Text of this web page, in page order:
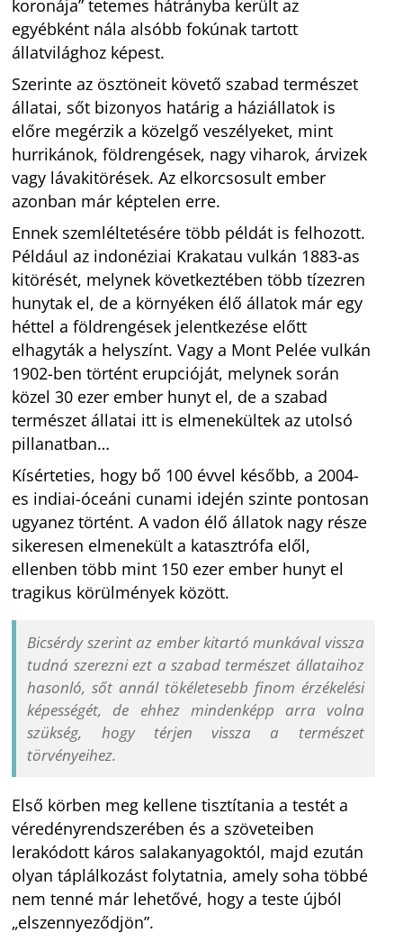
koronája” tetemes hátrányba került az
egyébként nála alsóbb fokúnak tartott
állatvilághoz képest.
Szerinte az ösztöneit követő szabad természet
állatai, sőt bizonyos határig a háziállatok is
előre megérzik a közelgő veszélyeket, mint
hurrikánok, földrengések, nagy viharok, árvizek
vagy lávakitörések. Az elkorcsosult ember
azonban már képtelen erre.
Ennek szemléltetésére több példát is felhozott.
Például az indonéziai Krakatau vulkán 1883-as
kitörését, melynek következtében több tízezren
hunytak el, de a környéken élő állatok már egy
héttel a földrengések jelentkezése előtt
elhagyták a helyszínt. Vagy a Mont Pelée vulkán
1902-ben történt erupcióját, melynek során
közel 30 ezer ember hunyt el, de a szabad
természet állatai itt is elmenekültek az utolsó
pillanatban…
Kísérteties, hogy bő 100 évvel később, a 2004-
es indiai-óceáni cunami idején szinte pontosan
ugyanez történt. A vadon élő állatok nagy része
sikeresen elmenekült a katasztrófa elől,
ellenben több mint 150 ezer ember hunyt el
tragikus körülmények között.
Bicsérdy szerint az ember kitartó munkával vissza
tudná szerezni ezt a szabad természet állataihoz
hasonló, sőt annál tökéletesebb finom érzékelési
képességét, de ehhez mindenképp arra volna
szükség, hogy térjen vissza a természet
törvényeihez.
Első körben meg kellene tisztítania a testét a
véredényrendszerében és a szöveteiben
lerakódott káros salakanyagoktól, majd ezután
olyan táplálkozást folytatnia, amely soha többé
nem tenné már lehetővé, hogy a teste újból
„elszennyeződjön”.